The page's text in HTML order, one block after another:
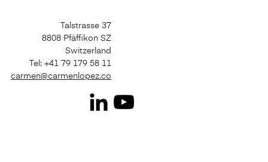
Talstrasse 37
8808 Pfäffikon SZ
Switzerland
Tel: +41 79 179 58 11
carmen@carmenlopez.co